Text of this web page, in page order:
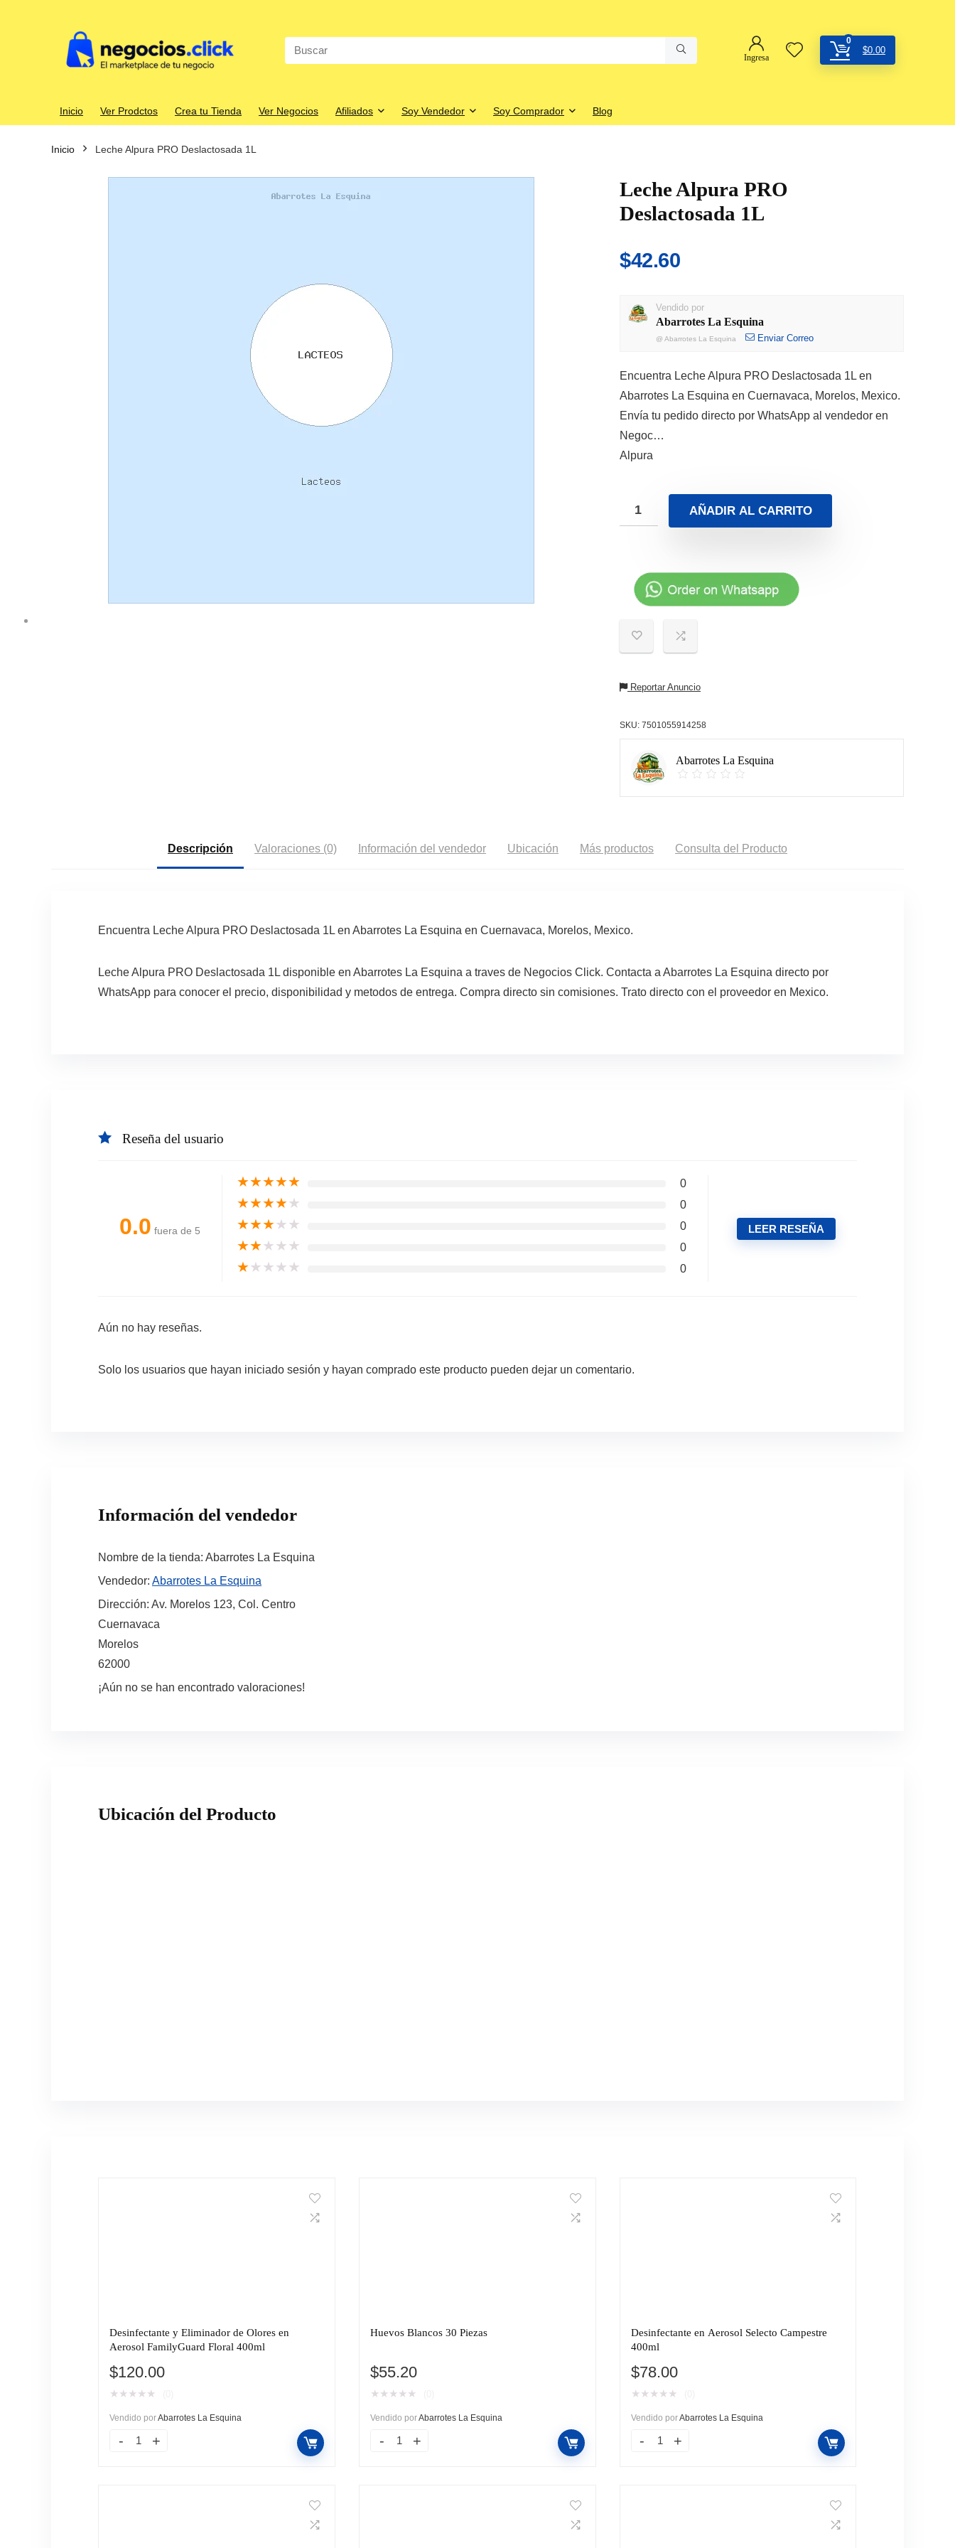
Search
for:
Ingresa
0
$0.00
Inicio Ver Prodctos Crea tu Tienda Ver Negocios Afiliados Soy Vendedor Soy Comprador Blog
Inicio Leche Alpura PRO Deslactosada 1L
Leche Alpura PRO
Deslactosada 1L
$42.60
Vendido por
Abarrotes La Esquina
@ Abarrotes La Esquina Enviar Correo
Encuentra Leche Alpura PRO Deslactosada 1L en
Abarrotes La Esquina en Cuernavaca, Morelos, Mexico.
Envía tu pedido directo por WhatsApp al vendedor en
Negoc…
Alpura
AÑADIR AL CARRITO
Reportar Anuncio
SKU: 7501055914258
Abarrotes La Esquina
Descripción Valoraciones (0) Información del vendedor Ubicación Más productos Consulta del Producto
Encuentra Leche Alpura PRO Deslactosada 1L en Abarrotes La Esquina en Cuernavaca, Morelos, Mexico.
Leche Alpura PRO Deslactosada 1L disponible en Abarrotes La Esquina a traves de Negocios Click. Contacta a Abarrotes La Esquina directo por
WhatsApp para conocer el precio, disponibilidad y metodos de entrega. Compra directo sin comisiones. Trato directo con el proveedor en Mexico.
Reseña del usuario
0.0 fuera de 5
★★★★★ 0
★★★★★ 0
★★★★★ 0
★★★★★ 0
★★★★★ 0
LEER RESEÑA
Aún no hay reseñas.
Solo los usuarios que hayan iniciado sesión y hayan comprado este producto pueden dejar un comentario.
Información del vendedor
Nombre de la tienda: Abarrotes La Esquina
Vendedor: Abarrotes La Esquina
Dirección: Av. Morelos 123, Col. Centro
Cuernavaca
Morelos
62000
¡Aún no se han encontrado valoraciones!
Ubicación del Producto
Desinfectante y Eliminador de Olores en
Aerosol FamilyGuard Floral 400ml
$120.00
★ ★ ★ ★ ★
Vendido porAbarrotes La Esquina
Huevos Blancos 30 Piezas
$55.20
★ ★ ★ ★ ★
Vendido porAbarrotes La Esquina
Desinfectante en Aerosol Selecto Campestre
400ml
$78.00
★ ★ ★ ★ ★
Vendido porAbarrotes La Esquina